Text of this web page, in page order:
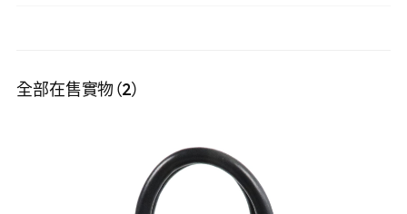
全部在售實物（2）